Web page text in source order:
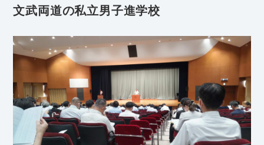
文武両道の私立男子進学校